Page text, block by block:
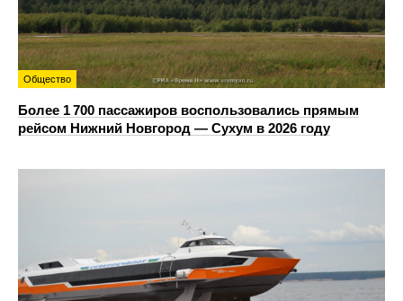
Общество
Более 1 700 пассажиров воспользовались прямым
рейсом Нижний Новгород — Сухум в 2026 году